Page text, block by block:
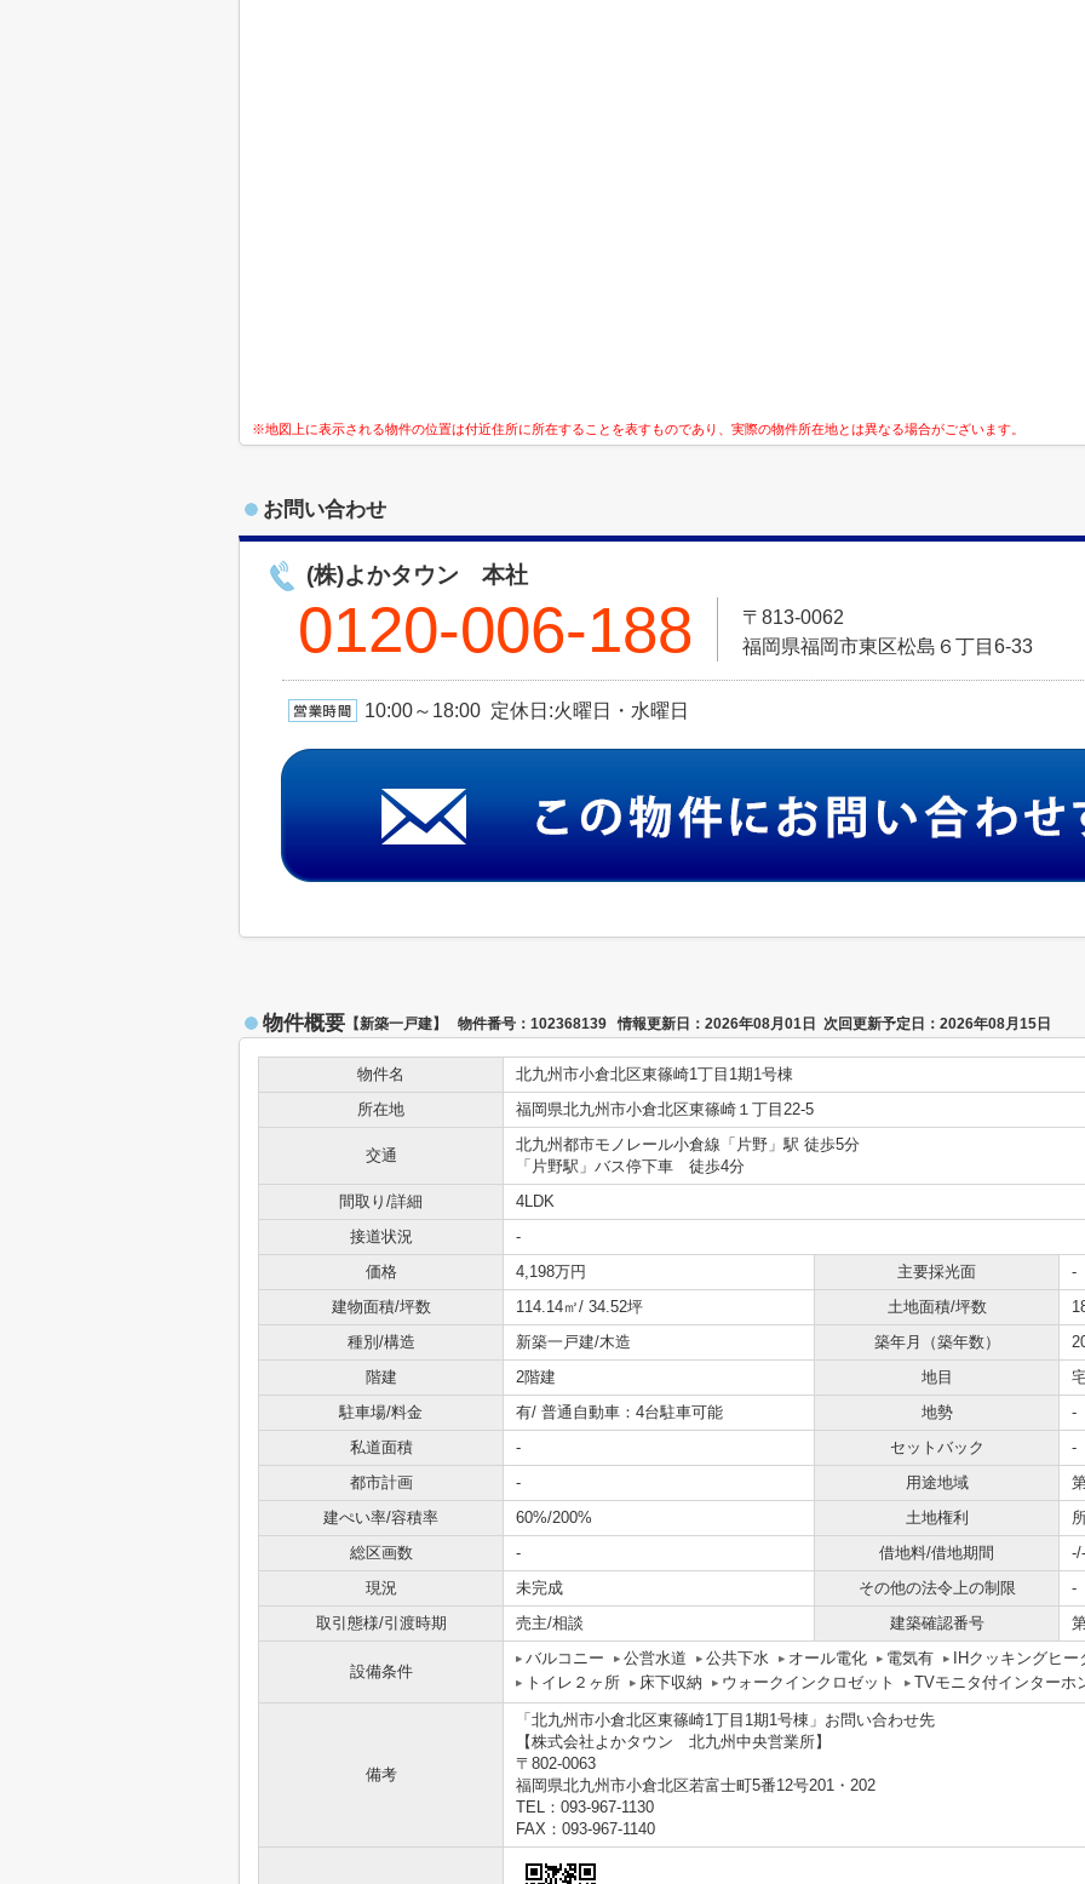
※地図上に表示される物件の位置は付近住所に所在することを表すものであり、実際の物件所在地とは異なる場合がございます。
お問い合わせ
(株)よかタウン 本社
0120-006-188
〒813-0062
福岡県福岡市東区松島６丁目6-33
10:00～18:00 定休日:火曜日・水曜日
物件概要 【新築一戸建】 物件番号：102368139 情報更新日：2026年08月01日 次回更新予定日：2026年08月15日
物件名
北九州市小倉北区東篠崎1丁目1期1号棟
所在地
福岡県北九州市小倉北区東篠崎１丁目22-5
交通
北九州都市モノレール小倉線「片野」駅 徒歩5分
「片野駅」バス停下車 徒歩4分
間取り/詳細
4LDK
接道状況
-
価格
4,198万円 主要採光面
-
建物面積/坪数
114.14㎡/ 34.52坪 土地面積/坪数
種別/構造
新築一戸建/木造 築年月（築年数）
階建
2階建 地目
駐車場/料金
有/ 普通自動車：4台駐車可能 地勢
-
私道面積
- セットバック
-
都市計画
- 用途地域
建ぺい率/容積率
60%/200% 土地権利
総区画数
- 借地料/借地期間
-/-
現況
未完成 その他の法令上の制限
-
取引態様/引渡時期
売主/相談 建築確認番号
設備条件
バルコニー 公営水道 公共下水 オール電化 電気有
IHクッキングヒー
トイレ２ヶ所
床下収納 ウォークインクロゼット TVモニタ付インターホ
備考
「北九州市小倉北区東篠崎1丁目1期1号棟」お問い合わせ先
【株式会社よかタウン 北九州中央営業所】
〒802‐0063
福岡県北九州市小倉北区若富士町5番12号201・202
TEL：093-967-1130
FAX：093-967-1140